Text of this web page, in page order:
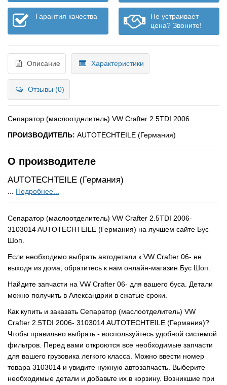
Гарантия качества
Не устраивает
цена? Звоните!
Описание Характеристики
Отзывы (0)
Сепаратор (маслоотделитель) VW Crafter 2.5TDI 2006.
ПРОИЗВОДИТЕЛЬ: AUTOTECHTEILE (Германия)
О производителе
AUTOTECHTEILE (Германия)
Подробнее...
Сепаратор (маслоотделитель) VW Crafter 2.5TDI 2006-
3103014 AUTOTECHTEILE (Германия) на лучшем сайте Бус
Шоп.
Если необходимо выбрать автодетали к VW Crafter 06- не
выходя из дома, обратитесь к нам онлайн-магазин Бус Шоп.
Найдите запчасти на VW Crafter 06- для вашего буса. Детали
можно получить в Александрии в сжатые сроки.
Как купить и заказать Сепаратор (маслоотделитель) VW
Crafter 2.5TDI 2006- 3103014 AUTOTECHTEILE (Германия)?
Чтобы правильно выбрать - воспользуйтесь удобной системой
фильтров. Перед вами откроются все необходимые запчасти
для вашего грузовика легкого класса. Можно ввести номер
товара 3103014 и увидите нужную автозапчасть. Выберите
необходимые детали и добавьте их в корзину. Возникшие при